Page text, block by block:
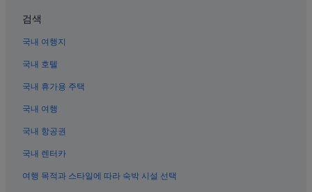
검색
국내 여행지
국내 호텔
국내 휴가용 주택
국내 여행
국내 항공권
국내 렌터카
여행 목적과 스타일에 따라 숙박 시설 선택